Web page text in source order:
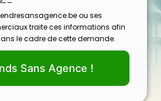
ou ses
traite ces informations afin
le cadre de cette demande.
Sans Agence !